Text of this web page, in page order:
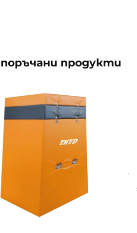
продукти